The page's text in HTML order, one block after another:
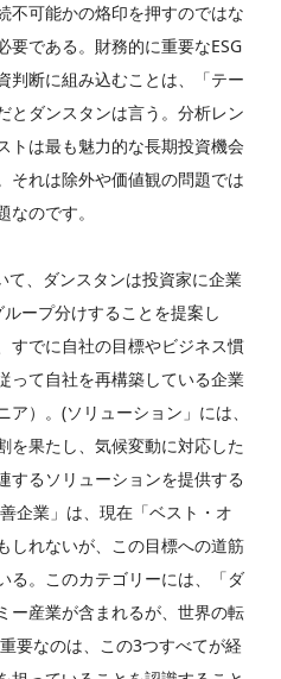
不可能かの烙印を押すのではな
要である。財務的に重要なESG
判断に組み込むことは、「テー
とダンスタンは言う。分析レン
トは最も魅力的な長期投資機会
それは除外や価値観の問題では
のです。
て、ダンスタンは投資家に企業
ープ分けすることを提案し
すでに自社の目標やビジネス慣
って自社を再構築している企業
）。(ソリューション」には、
を果たし、気候変動に対応した
するソリューションを提供する
企業」は、現在「ベスト・オ
しれないが、この目標への道筋
る。このカテゴリーには、「ダ
ー産業が含まれるが、世界の転
要なのは、この3つすべてが経